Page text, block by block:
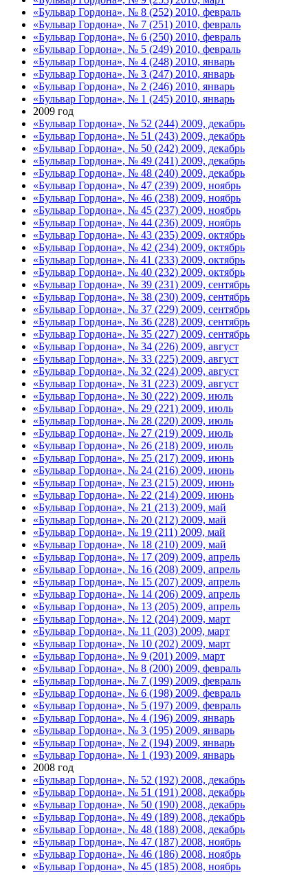
«Бульвар Гордона», № 8 (252) 2010, февраль
«Бульвар Гордона», № 7 (251) 2010, февраль
«Бульвар Гордона», № 6 (250) 2010, февраль
«Бульвар Гордона», № 5 (249) 2010, февраль
«Бульвар Гордона», № 4 (248) 2010, январь
«Бульвар Гордона», № 3 (247) 2010, январь
«Бульвар Гордона», № 2 (246) 2010, январь
«Бульвар Гордона», № 1 (245) 2010, январь
2009 год
«Бульвар Гордона», № 52 (244) 2009, декабрь
«Бульвар Гордона», № 51 (243) 2009, декабрь
«Бульвар Гордона», № 50 (242) 2009, декабрь
«Бульвар Гордона», № 49 (241) 2009, декабрь
«Бульвар Гордона», № 48 (240) 2009, декабрь
«Бульвар Гордона», № 47 (239) 2009, ноябрь
«Бульвар Гордона», № 46 (238) 2009, ноябрь
«Бульвар Гордона», № 45 (237) 2009, ноябрь
«Бульвар Гордона», № 44 (236) 2009, ноябрь
«Бульвар Гордона», № 43 (235) 2009, октябрь
«Бульвар Гордона», № 42 (234) 2009, октябрь
«Бульвар Гордона», № 41 (233) 2009, октябрь
«Бульвар Гордона», № 40 (232) 2009, октябрь
«Бульвар Гордона», № 39 (231) 2009, сентябрь
«Бульвар Гордона», № 38 (230) 2009, сентябрь
«Бульвар Гордона», № 37 (229) 2009, сентябрь
«Бульвар Гордона», № 36 (228) 2009, сентябрь
«Бульвар Гордона», № 35 (227) 2009, сентябрь
«Бульвар Гордона», № 34 (226) 2009, август
«Бульвар Гордона», № 33 (225) 2009, август
«Бульвар Гордона», № 32 (224) 2009, август
«Бульвар Гордона», № 31 (223) 2009, август
«Бульвар Гордона», № 30 (222) 2009, июль
«Бульвар Гордона», № 29 (221) 2009, июль
«Бульвар Гордона», № 28 (220) 2009, июль
«Бульвар Гордона», № 27 (219) 2009, июль
«Бульвар Гордона», № 26 (218) 2009, июль
«Бульвар Гордона», № 25 (217) 2009, июнь
«Бульвар Гордона», № 24 (216) 2009, июнь
«Бульвар Гордона», № 23 (215) 2009, июнь
«Бульвар Гордона», № 22 (214) 2009, июнь
«Бульвар Гордона», № 21 (213) 2009, май
«Бульвар Гордона», № 20 (212) 2009, май
«Бульвар Гордона», № 19 (211) 2009, май
«Бульвар Гордона», № 18 (210) 2009, май
«Бульвар Гордона», № 17 (209) 2009, апрель
«Бульвар Гордона», № 16 (208) 2009, апрель
«Бульвар Гордона», № 15 (207) 2009, апрель
«Бульвар Гордона», № 14 (206) 2009, апрель
«Бульвар Гордона», № 13 (205) 2009, апрель
«Бульвар Гордона», № 12 (204) 2009, март
«Бульвар Гордона», № 11 (203) 2009, март
«Бульвар Гордона», № 10 (202) 2009, март
«Бульвар Гордона», № 9 (201) 2009, март
«Бульвар Гордона», № 8 (200) 2009, февраль
«Бульвар Гордона», № 7 (199) 2009, февраль
«Бульвар Гордона», № 6 (198) 2009, февраль
«Бульвар Гордона», № 5 (197) 2009, февраль
«Бульвар Гордона», № 4 (196) 2009, январь
«Бульвар Гордона», № 3 (195) 2009, январь
«Бульвар Гордона», № 2 (194) 2009, январь
«Бульвар Гордона», № 1 (193) 2009, январь
2008 год
«Бульвар Гордона», № 52 (192) 2008, декабрь
«Бульвар Гордона», № 51 (191) 2008, декабрь
«Бульвар Гордона», № 50 (190) 2008, декабрь
«Бульвар Гордона», № 49 (189) 2008, декабрь
«Бульвар Гордона», № 48 (188) 2008, декабрь
«Бульвар Гордона», № 47 (187) 2008, ноябрь
«Бульвар Гордона», № 46 (186) 2008, ноябрь
«Бульвар Гордона», № 45 (185) 2008, ноябрь